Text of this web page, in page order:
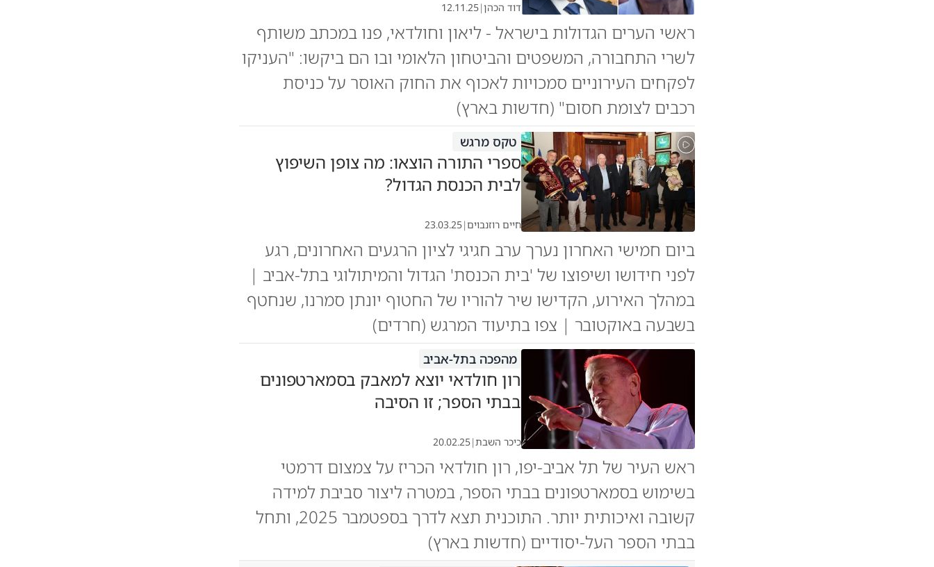
דוד הכהן|
12.11.25
ראשי הערים הגדולות בישראל - ליאון וחולדאי, פנו במכתב משותף
לשרי התחבורה, המשפטים והביטחון הלאומי ובו הם ביקשו: "העניקו
לפקחים העירוניים סמכויות לאכוף את החוק האוסר על כניסת
רכבים לצומת חסום" (חדשות בארץ)
טקס מרגש
ספרי התורה הוצאו: מה צופן השיפוץ
לבית הכנסת הגדול?
חיים רוזנבוים|
23.03.25
ביום חמישי האחרון נערך ערב חגיגי לציון הרגעים האחרונים, רגע
לפני חידושו ושיפוצו של 'בית הכנסת' הגדול והמיתולוגי בתל-אביב |
במהלך האירוע, הקדישו שיר להוריו של החטוף יונתן סמרנו, שנחטף
בשבעה באוקטובר | צפו בתיעוד המרגש (חרדים)
מהפכה בתל-אביב
רון חולדאי יוצא למאבק בסמארטפונים
בבתי הספר; זו הסיבה
כיכר השבת|
20.02.25
ראש העיר של תל אביב-יפו, רון חולדאי הכריז על צמצום דרמטי
בשימוש בסמארטפונים בבתי הספר, במטרה ליצור סביבת למידה
קשובה ואיכותית יותר. התוכנית תצא לדרך בספטמבר 2025, ותחל
בבתי הספר העל-יסודיים (חדשות בארץ)